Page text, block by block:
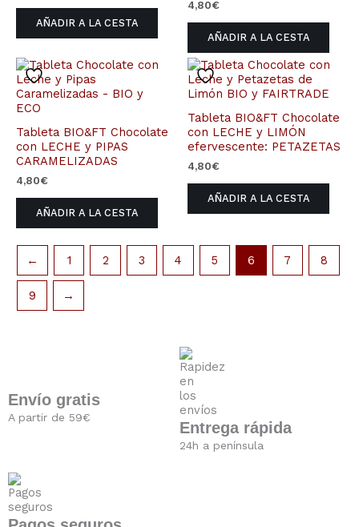
AÑADIR A LA CESTA
4,80€
AÑADIR A LA CESTA
Tableta BIO&FT Chocolate
con LECHE y PIPAS
CARAMELIZADAS
4,80€
AÑADIR A LA CESTA
Tableta BIO&FT Chocolate
con LECHE y LIMÓN
efervescente: PETAZETAS
4,80€
AÑADIR A LA CESTA
← 1 2 3 4 5 6 7 8
9 →
Envío gratis
A partir de 59€
Entrega rápida
24h a península